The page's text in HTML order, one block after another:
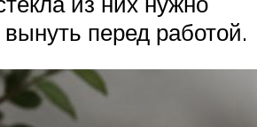
вынуть перед работой.